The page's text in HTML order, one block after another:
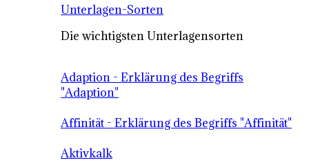
Unterlagen-Sorten
Die wichtigsten Unterlagensorten
Adaption - Erklärung des Begriffs
"Adaption"
Affinität - Erklärung des Begriffs "Affinität"
Aktivkalk